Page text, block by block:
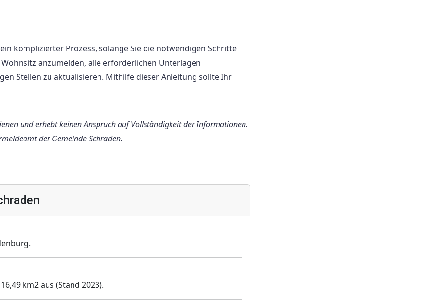
komplizierter Prozess, solange Sie die notwendigen Schritte
anzumelden, alle erforderlichen Unterlagen
Stellen zu aktualisieren. Mithilfe dieser Anleitung sollte Ihr
und erhebt keinen Anspruch auf Vollständigkeit der Informationen.
der Gemeinde Schraden.
km2 aus (Stand 2023).